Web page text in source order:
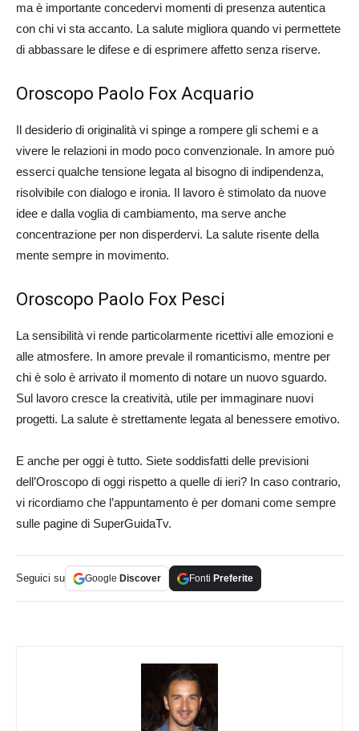
ma è importante concedervi momenti di presenza autentica
con chi vi sta accanto. La salute migliora quando vi permettete
di abbassare le difese e di esprimere affetto senza riserve.
Oroscopo Paolo Fox Acquario
Il desiderio di originalità vi spinge a rompere gli schemi e a
vivere le relazioni in modo poco convenzionale. In amore può
esserci qualche tensione legata al bisogno di indipendenza,
risolvibile con dialogo e ironia. Il lavoro è stimolato da nuove
idee e dalla voglia di cambiamento, ma serve anche
concentrazione per non disperdervi. La salute risente della
mente sempre in movimento.
Oroscopo Paolo Fox Pesci
La sensibilità vi rende particolarmente ricettivi alle emozioni e
alle atmosfere. In amore prevale il romanticismo, mentre per
chi è solo è arrivato il momento di notare un nuovo sguardo.
Sul lavoro cresce la creatività, utile per immaginare nuovi
progetti. La salute è strettamente legata al benessere emotivo.
E anche per oggi è tutto. Siete soddisfatti delle previsioni
dell’Oroscopo di oggi rispetto a quelle di ieri? In caso contrario,
vi ricordiamo che l’appuntamento è per domani come sempre
sulle pagine di SuperGuidaTv.
Seguici su Google Discover Fonti Preferite